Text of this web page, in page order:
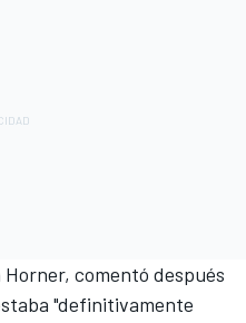
comentó después
"definitivamente